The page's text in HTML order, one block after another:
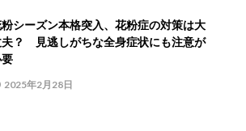
シーズン本格突入、花粉症の対策は大
？ 見逃しがちな全身症状にも注意が
2025年2月28日